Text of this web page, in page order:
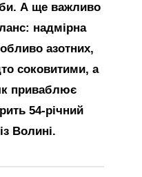
А ще важливо
надмірна
азотних,
соковитими, а
приваблює
54-річний
Волині.